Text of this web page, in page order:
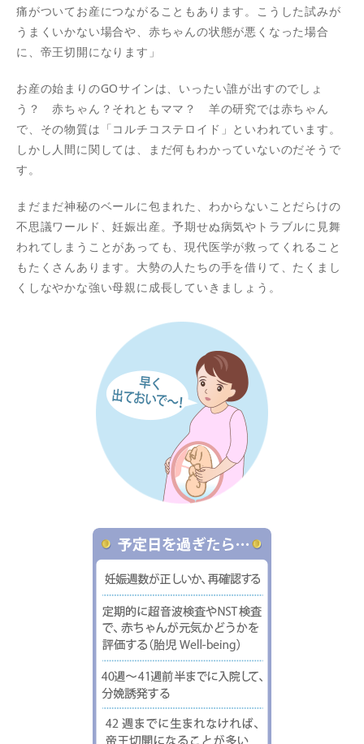
痛がついてお産につながることもあります。こうした試みが
うまくいかない場合や、赤ちゃんの状態が悪くなった場合
に、帝王切開になります」
お産の始まりのGOサインは、いったい誰が出すのでしょ
う？ 赤ちゃん？それともママ？ 羊の研究では赤ちゃん
で、その物質は「コルチコステロイド」といわれています。
しかし人間に関しては、まだ何もわかっていないのだそうで
す。
まだまだ神秘のベールに包まれた、わからないことだらけの
不思議ワールド、妊娠出産。予期せぬ病気やトラブルに見舞
われてしまうことがあっても、現代医学が救ってくれること
もたくさんあります。大勢の人たちの手を借りて、たくまし
くしなやかな強い母親に成長していきましょう。